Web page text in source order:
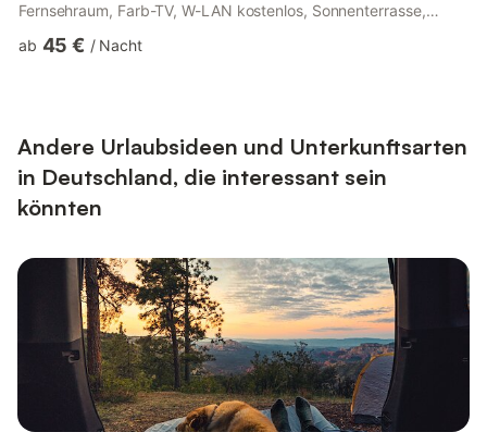
Fernsehraum, Farb-TV, W-LAN kostenlos, Sonnenterrasse,
Tischtennis, Sauna, Solarium, Garagen, Parkplatz, Langlaufloipe
Konditionen/Extras Die Zahlung erfolgt vor Ort in b...
ab 45 € / Nacht
Andere Urlaubsideen und Unterkunftsarten
in Deutschland, die interessant sein
könnten